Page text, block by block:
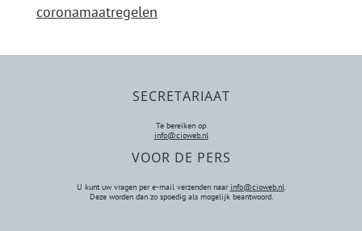
coronamaatregelen
SECRETARIAAT
Te bereiken op
info@cioweb.nl
VOOR DE PERS
U kunt uw vragen per e-mail verzenden naar info@cioweb.nl.
Deze worden dan zo spoedig als mogelijk beantwoord.